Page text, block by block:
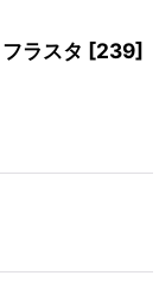
ラスタ [239]